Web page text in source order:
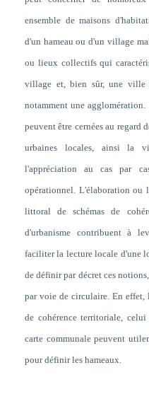
ensemble de maisons
d'un hameau ou d'un village
ou lieux collectifs qui
village et, bien sûr, une ville
notamment une
peuvent être cernées au
urbaines locales, ainsi la
l'appréciation au cas par
opérationnel. L'élaboration ou
littoral de schémas de
d'urbanisme contribuent à
faciliter la lecture locale d'une
de définir par décret ces
par voie de circulaire. En effet,
de cohérence territoriale,
carte communale peuvent
pour définir les hameaux.